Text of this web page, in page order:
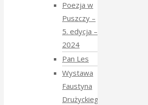
Poezja w
Puszczy –
5. edycja –
2024
Pan Les
Wystawa
Faustyna
Drużyckiego